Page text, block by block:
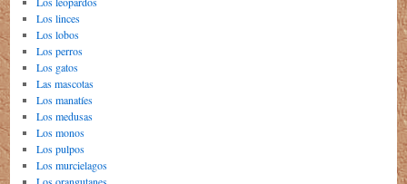
Los linces
Los lobos
Los perros
Los gatos
Las mascotas
Los manatíes
Los medusas
Los monos
Los pulpos
Los murcielagos
Los orangutanes